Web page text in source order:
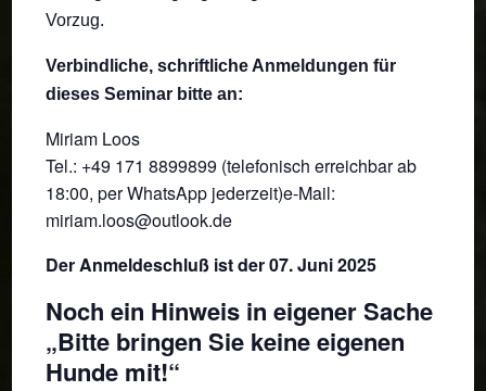
Vorzug.
Verbindliche, schriftliche Anmeldungen für
dieses Seminar bitte an:
Miriam Loos
Tel.: +49 171 8899899 (telefonisch erreichbar ab
18:00, per WhatsApp jederzeit)e-Mail:
miriam.loos@outlook.de
Der Anmeldeschluß ist der 07. Juni 2025
Noch ein Hinweis in eigener Sache
„Bitte bringen Sie keine eigenen
Hunde mit!“